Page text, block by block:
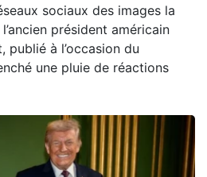
sociaux des images la
président américain
publié à l’occasion du
une pluie de réactions